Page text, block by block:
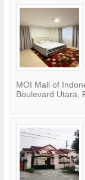
MOI Mall of
Boulevard Utara,